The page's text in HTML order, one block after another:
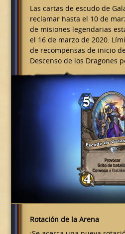
Las cartas de escudo de
reclamar hasta el 10 de
de misiones legendarias
el 16 de marzo de 2020.
de recompensas de inicio
Descenso de los Dragones
Rotación de la Arena